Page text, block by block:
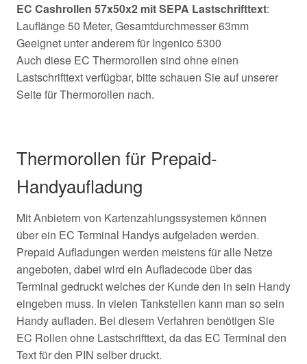
EC Cashrollen 57x50x2 mit SEPA Lastschrifttext:
Lauflänge 50 Meter, Gesamtdurchmesser 63mm
Geeignet unter anderem für Ingenico 5300
Auch diese EC Thermorollen sind ohne einen
Lastschrifttext verfügbar, bitte schauen Sie auf unserer
Seite für Thermorollen nach.
Thermorollen für Prepaid-
Handyaufladung
Mit Anbietern von Kartenzahlungssystemen können
über ein EC Terminal Handys aufgeladen werden.
Prepaid Aufladungen werden meistens für alle Netze
angeboten, dabei wird ein Aufladecode über das
Terminal gedruckt welches der Kunde den in sein Handy
eingeben muss. In vielen Tankstellen kann man so sein
Handy aufladen. Bei diesem Verfahren benötigen Sie
EC Rollen ohne Lastschrifttext, da das EC Terminal den
Text für den PIN selber druckt.